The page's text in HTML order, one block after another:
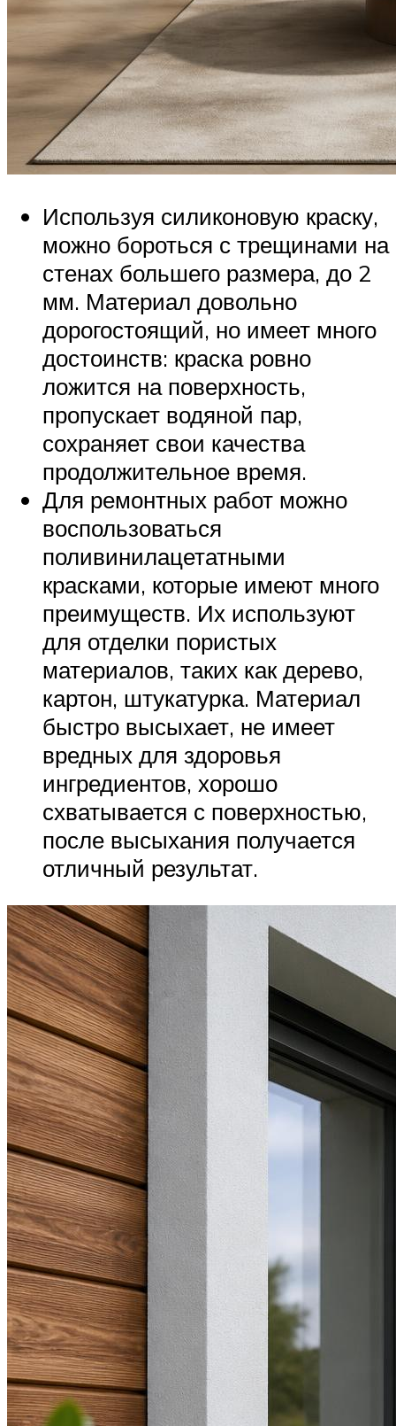
Используя силиконовую краску,
можно бороться с трещинами на
стенах большего размера, до 2
мм. Материал довольно
дорогостоящий, но имеет много
достоинств: краска ровно
ложится на поверхность,
пропускает водяной пар,
сохраняет свои качества
продолжительное время.
Для ремонтных работ можно
воспользоваться
поливинилацетатными
красками, которые имеют много
преимуществ. Их используют
для отделки пористых
материалов, таких как дерево,
картон, штукатурка. Материал
быстро высыхает, не имеет
вредных для здоровья
ингредиентов, хорошо
схватывается с поверхностью,
после высыхания получается
отличный результат.